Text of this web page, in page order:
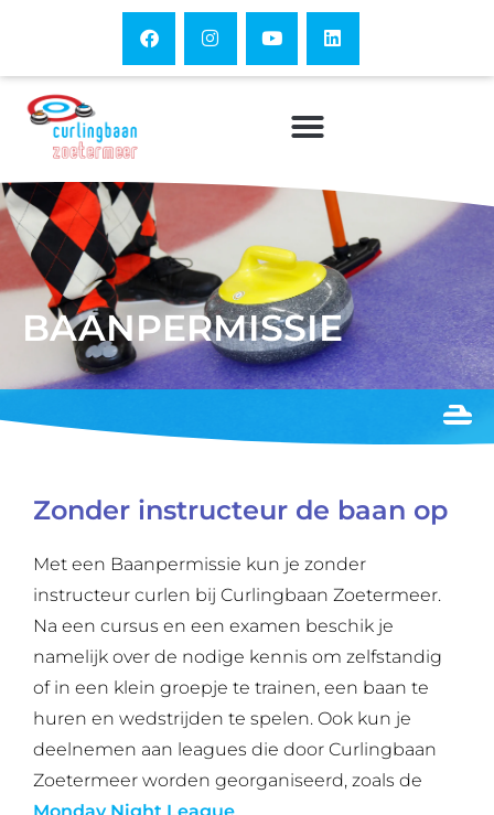
BAANPERMISSIE
Zonder instructeur de baan op
Met een Baanpermissie kun je zonder
instructeur curlen bij Curlingbaan Zoetermeer.
Na een cursus en een examen beschik je
namelijk over de nodige kennis om zelfstandig
of in een klein groepje te trainen, een baan te
huren en wedstrijden te spelen. Ook kun je
deelnemen aan leagues die door Curlingbaan
Zoetermeer worden georganiseerd, zoals de